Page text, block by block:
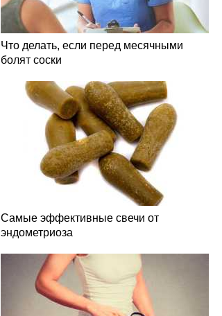
Что делать, если перед месячными
болят соски
Самые эффективные свечи от
эндометриоза